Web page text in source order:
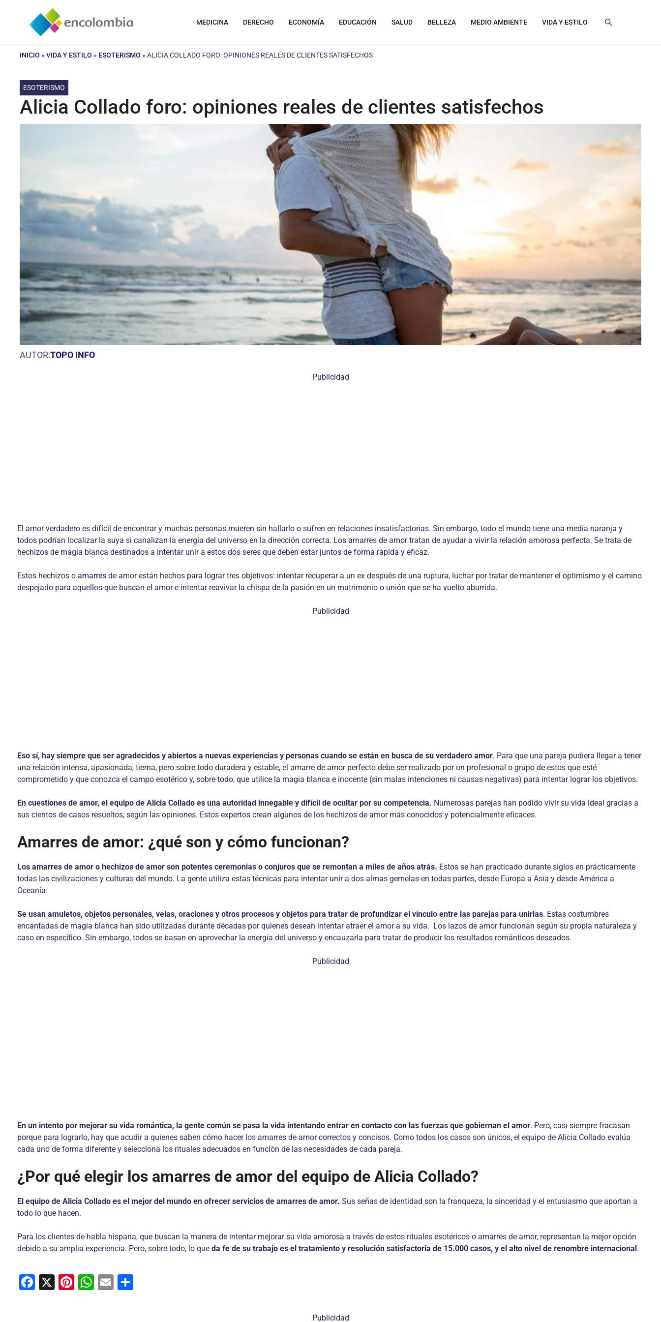
contenido
MEDICINA DERECHO ECONOMÍA EDUCACIÓN SALUD BELLEZA MEDIO AMBIENTE VIDA Y ESTILO
INICIO » VIDA Y ESTILO » ESOTERISMO » ALICIA COLLADO FORO: OPINIONES REALES DE CLIENTES SATISFECHOS
ESOTERISMO
Alicia Collado foro: opiniones reales de clientes satisfechos
AUTOR:TOPO INFO
Publicidad
El amor verdadero es difícil de encontrar y muchas personas mueren sin hallarlo o sufren en relaciones insatisfactorias. Sin embargo, todo el mundo tiene una media naranja y
todos podrían localizar la suya si canalizan la energía del universo en la dirección correcta. Los amarres de amor tratan de ayudar a vivir la relación amorosa perfecta. Se trata de
hechizos de magia blanca destinados a intentar unir a estos dos seres que deben estar juntos de forma rápida y eficaz.
Estos hechizos o amarres de amor están hechos para lograr tres objetivos: intentar recuperar a un ex después de una ruptura, luchar por tratar de mantener el optimismo y el camino
despejado para aquellos que buscan el amor e intentar reavivar la chispa de la pasión en un matrimonio o unión que se ha vuelto aburrida.
Publicidad
Eso sí, hay siempre que ser agradecidos y abiertos a nuevas experiencias y personas cuando se están en busca de su verdadero amor. Para que una pareja pudiera llegar a tener
una relación intensa, apasionada, tierna, pero sobre todo duradera y estable, el amarre de amor perfecto debe ser realizado por un profesional o grupo de estos que esté
comprometido y que conozca el campo esotérico y, sobre todo, que utilice la magia blanca e inocente (sin malas intenciones ni causas negativas) para intentar lograr los objetivos.
En cuestiones de amor, el equipo de Alicia Collado es una autoridad innegable y difícil de ocultar por su competencia. Numerosas parejas han podido vivir su vida ideal gracias a
sus cientos de casos resueltos, según las opiniones. Estos expertos crean algunos de los hechizos de amor más conocidos y potencialmente eficaces.
Amarres de amor: ¿qué son y cómo funcionan?
Los amarres de amor o hechizos de amor son potentes ceremonias o conjuros que se remontan a miles de años atrás. Estos se han practicado durante siglos en prácticamente
todas las civilizaciones y culturas del mundo. La gente utiliza estas técnicas para intentar unir a dos almas gemelas en todas partes, desde Europa a Asia y desde América a
Oceanía.
Se usan amuletos, objetos personales, velas, oraciones y otros procesos y objetos para tratar de profundizar el vínculo entre las parejas para unirlas. Estas costumbres
encantadas de magia blanca han sido utilizadas durante décadas por quienes desean intentar atraer el amor a su vida. Los lazos de amor funcionan según su propia naturaleza y
caso en específico. Sin embargo, todos se basan en aprovechar la energía del universo y encauzarla para tratar de producir los resultados románticos deseados.
Publicidad
En un intento por mejorar su vida romántica, la gente común se pasa la vida intentando entrar en contacto con las fuerzas que gobiernan el amor. Pero, casi siempre fracasan
porque para lograrlo, hay que acudir a quienes saben cómo hacer los amarres de amor correctos y concisos. Como todos los casos son únicos, el equipo de Alicia Collado evalúa
cada uno de forma diferente y selecciona los rituales adecuados en función de las necesidades de cada pareja.
¿Por qué elegir los amarres de amor del equipo de Alicia Collado?
El equipo de Alicia Collado es el mejor del mundo en ofrecer servicios de amarres de amor. Sus señas de identidad son la franqueza, la sinceridad y el entusiasmo que aportan a
todo lo que hacen.
Para los clientes de habla hispana, que buscan la manera de intentar mejorar su vida amorosa a través de estos rituales esotéricos o amarres de amor, representan la mejor opción
debido a su amplia experiencia. Pero, sobre todo, lo que da fe de su trabajo es el tratamiento y resolución satisfactoria de 15.000 casos, y el alto nivel de renombre internacional.
F
X
Pi W E
Publicidad